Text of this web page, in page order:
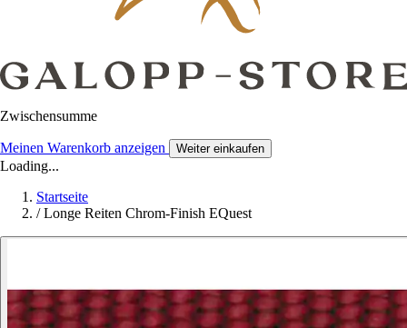
Zwischensumme
Meinen Warenkorb anzeigen Weiter einkaufen
Loading...
Startseite
/ Longe Reiten Chrom-Finish EQuest